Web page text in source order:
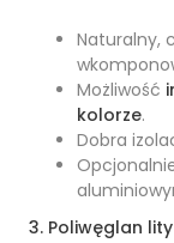
Naturalny,
Możliwość
kolorze.
Dobra
3. Poliwęglan